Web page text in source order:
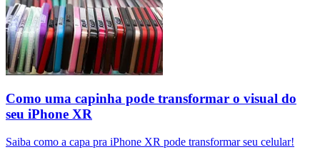
Como uma capinha pode transformar o visual do
seu iPhone XR
Saiba como a capa pra iPhone XR pode transformar seu celular!